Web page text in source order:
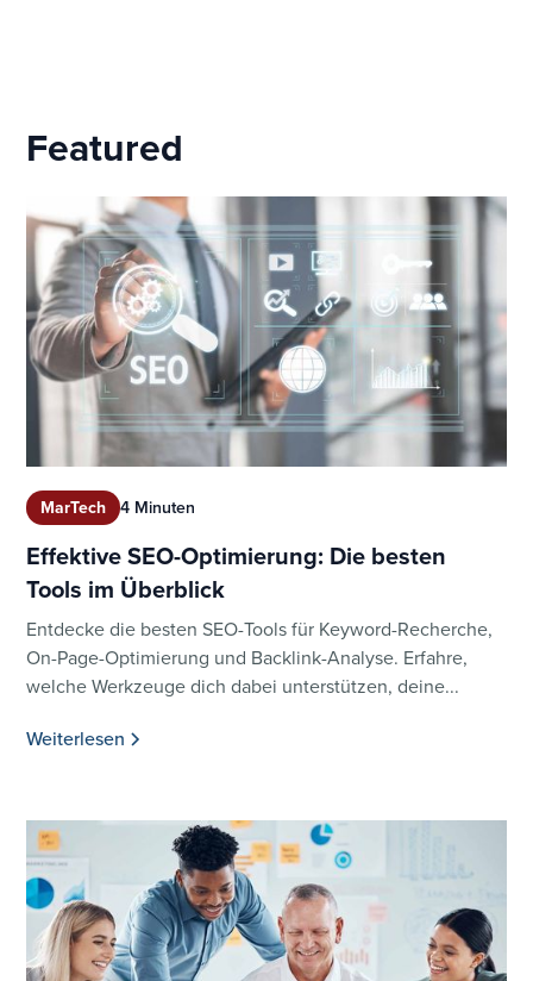
Featured
MarTech 4 Minuten
Effektive SEO-Optimierung: Die besten
Tools im Überblick
Entdecke die besten SEO-Tools für Keyword-Recherche,
On-Page-Optimierung und Backlink-Analyse. Erfahre,
welche Werkzeuge dich dabei unterstützen, deine...
Weiterlesen